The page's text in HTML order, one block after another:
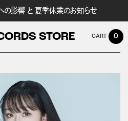
の影響 と 夏季休業のお知らせ
STORE 0